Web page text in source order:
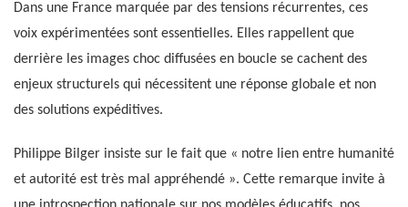
Dans une France marquée par des tensions récurrentes, ces
voix expérimentées sont essentielles. Elles rappellent que
derrière les images choc diffusées en boucle se cachent des
enjeux structurels qui nécessitent une réponse globale et non
des solutions expéditives.
Philippe Bilger insiste sur le fait que « notre lien entre humanité
et autorité est très mal appréhendé ». Cette remarque invite à